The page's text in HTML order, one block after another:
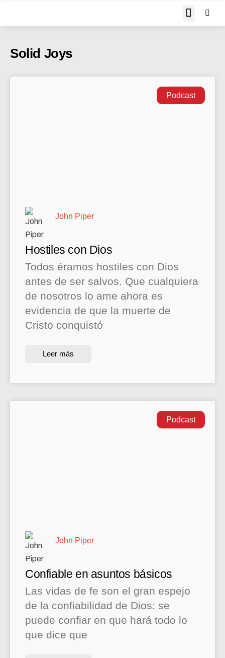
Solid Joys
Podcast
Hostiles con Dios
Todos éramos hostiles con Dios
antes de ser salvos. Que cualquiera
de nosotros lo ame ahora es
evidencia de que la muerte de
Cristo conquistó
Leer más
John Piper
Podcast
Confiable en asuntos básicos
Las vidas de fe son el gran espejo
de la confiabilidad de Dios: se
puede confiar en que hará todo lo
que dice que
John Piper